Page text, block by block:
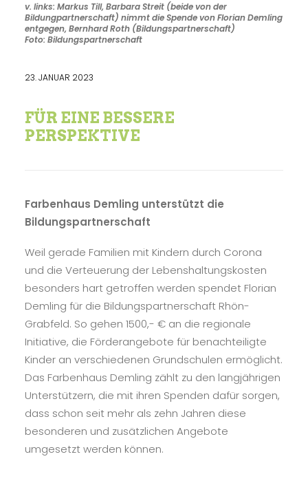
23. JANUAR 2023
FÜR EINE BESSERE
PERSPEKTIVE
Farbenhaus Demling unterstützt die
Bildungspartnerschaft
Weil gerade Familien mit Kindern durch Corona
und die Verteuerung der Lebenshaltungskosten
besonders hart getroffen werden spendet Florian
Demling für die Bildungspartnerschaft Rhön-
Grabfeld. So gehen 1500,- € an die regionale
Initiative, die Förderangebote für benachteiligte
Kinder an verschiedenen Grundschulen ermöglicht.
Das Farbenhaus Demling zählt zu den langjährigen
Unterstützern, die mit ihren Spenden dafür sorgen,
dass schon seit mehr als zehn Jahren diese
besonderen und zusätzlichen Angebote
umgesetzt werden können.
v. links: Markus Till, Barbara Streit (beide von der
Bildungpartnerschaft) nimmt die Spende von Florian Demling
entgegen, Bernhard Roth (Bildungspartnerschaft)
Foto: Bildungspartnerschaft